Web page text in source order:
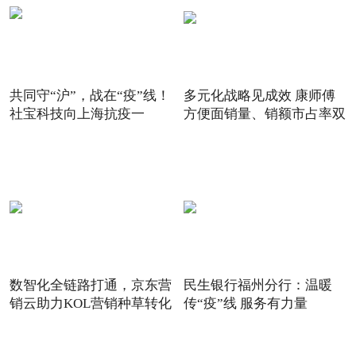
共同守“沪”，战在“疫”线！
社宝科技向上海抗疫一
多元化战略见成效 康师傅
方便面销量、销额市占率双
数智化全链路打通，京东营
销云助力KOL营销种草转化
民生银行福州分行：温暖
传“疫”线 服务有力量